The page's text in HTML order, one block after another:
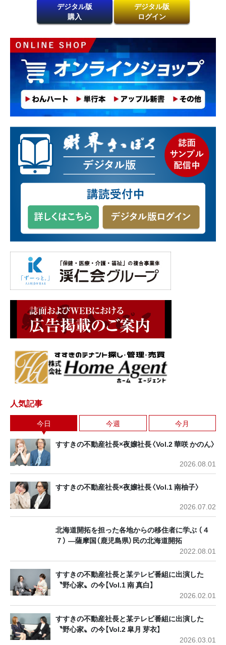
デジタル版
購入
デジタル版
ログイン
人気記事
今日 今週 今月
すすきの不動産社長×夜嬢社長〈Vol.2 華咲 かのん〉
2026.08.01
すすきの不動産社長×夜嬢社長〈Vol.1 南柚子〉
2026.07.02
北海道開拓を担った各地からの移住者に学ぶ （４
７） ―薩摩国（鹿児島県）民の北海道開拓
2022.08.01
すすきの不動産社長と某テレビ番組に出演した
〝野心家〟の今【Vol.1 南 真白】
2026.02.01
すすきの不動産社長と某テレビ番組に出演した
〝野心家〟の今【Vol.2 皐月 芽衣】
2026.03.01